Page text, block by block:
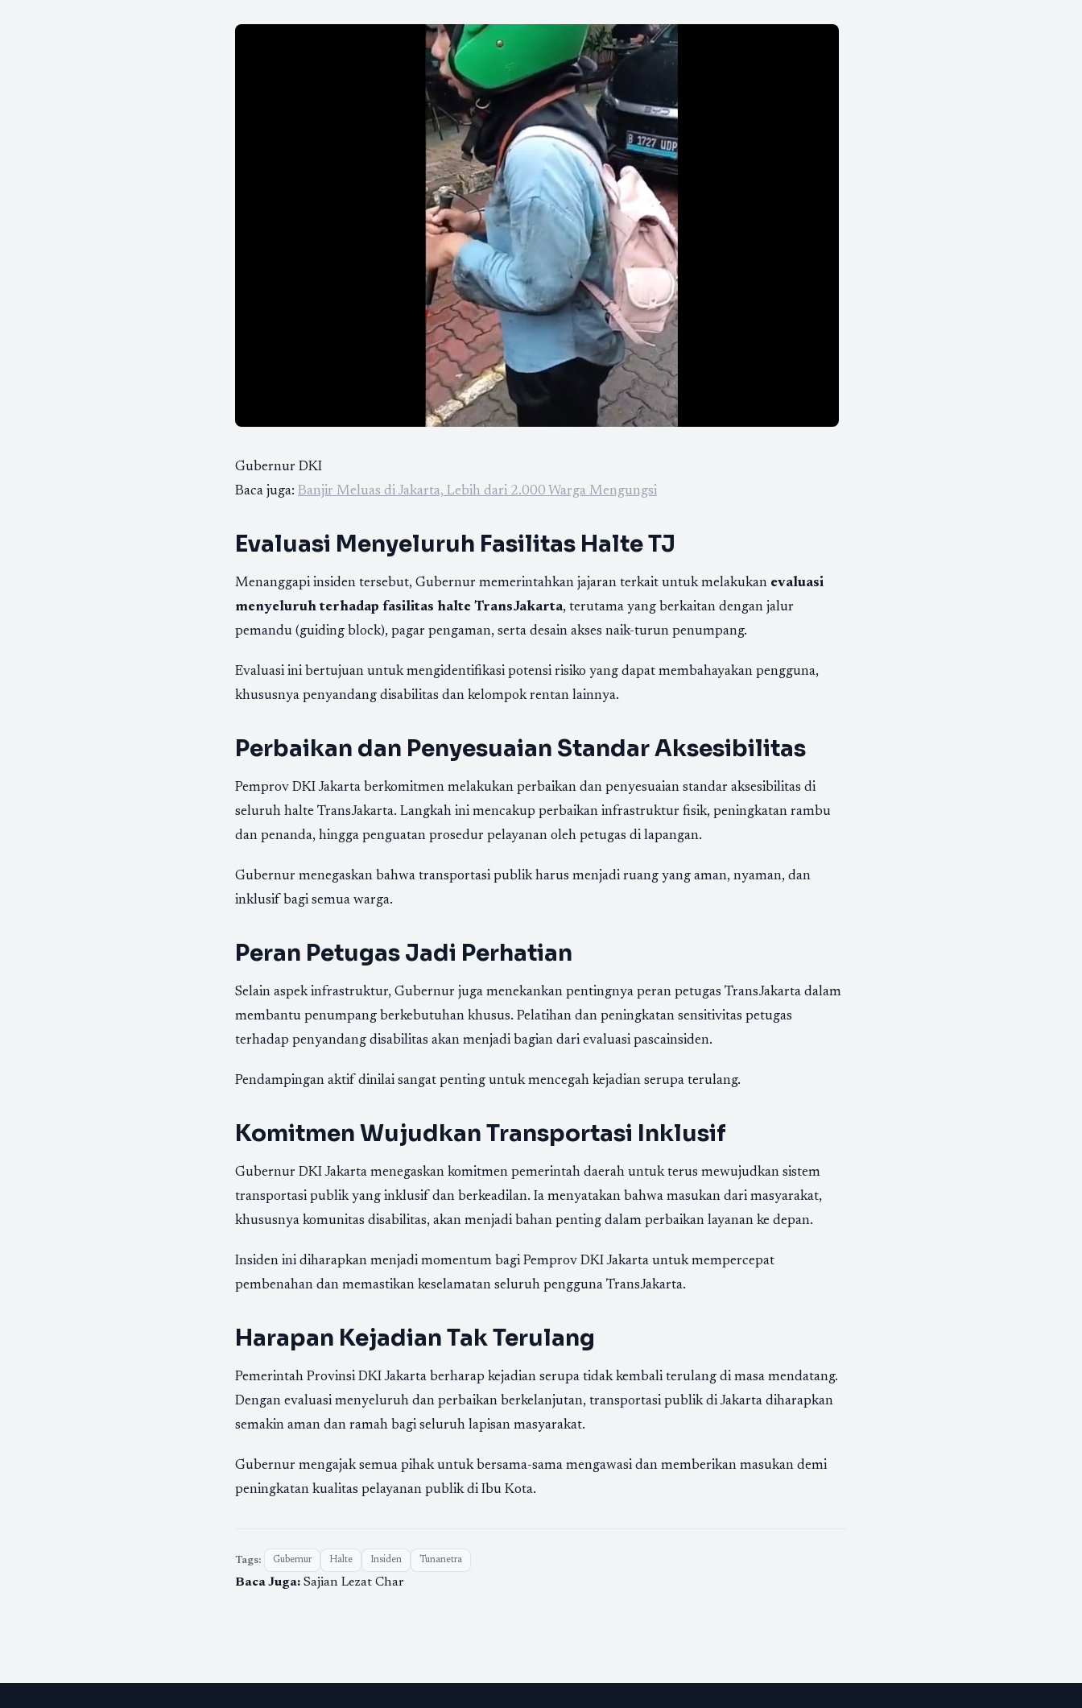
Gubernur DKI
Baca juga: Banjir Meluas di Jakarta, Lebih dari 2.000 Warga Mengungsi
Evaluasi Menyeluruh Fasilitas Halte TJ
Menanggapi insiden tersebut, Gubernur memerintahkan jajaran terkait untuk melakukan evaluasi
menyeluruh terhadap fasilitas halte TransJakarta, terutama yang berkaitan dengan jalur
pemandu (guiding block), pagar pengaman, serta desain akses naik-turun penumpang.
Evaluasi ini bertujuan untuk mengidentifikasi potensi risiko yang dapat membahayakan pengguna,
khususnya penyandang disabilitas dan kelompok rentan lainnya.
Perbaikan dan Penyesuaian Standar Aksesibilitas
Pemprov DKI Jakarta berkomitmen melakukan perbaikan dan penyesuaian standar aksesibilitas di
seluruh halte TransJakarta. Langkah ini mencakup perbaikan infrastruktur fisik, peningkatan rambu
dan penanda, hingga penguatan prosedur pelayanan oleh petugas di lapangan.
Gubernur menegaskan bahwa transportasi publik harus menjadi ruang yang aman, nyaman, dan
inklusif bagi semua warga.
Peran Petugas Jadi Perhatian
Selain aspek infrastruktur, Gubernur juga menekankan pentingnya peran petugas TransJakarta dalam
membantu penumpang berkebutuhan khusus. Pelatihan dan peningkatan sensitivitas petugas
terhadap penyandang disabilitas akan menjadi bagian dari evaluasi pascainsiden.
Pendampingan aktif dinilai sangat penting untuk mencegah kejadian serupa terulang.
Komitmen Wujudkan Transportasi Inklusif
Gubernur DKI Jakarta menegaskan komitmen pemerintah daerah untuk terus mewujudkan sistem
transportasi publik yang inklusif dan berkeadilan. Ia menyatakan bahwa masukan dari masyarakat,
khususnya komunitas disabilitas, akan menjadi bahan penting dalam perbaikan layanan ke depan.
Insiden ini diharapkan menjadi momentum bagi Pemprov DKI Jakarta untuk mempercepat
pembenahan dan memastikan keselamatan seluruh pengguna TransJakarta.
Harapan Kejadian Tak Terulang
Pemerintah Provinsi DKI Jakarta berharap kejadian serupa tidak kembali terulang di masa mendatang.
Dengan evaluasi menyeluruh dan perbaikan berkelanjutan, transportasi publik di Jakarta diharapkan
semakin aman dan ramah bagi seluruh lapisan masyarakat.
Gubernur mengajak semua pihak untuk bersama-sama mengawasi dan memberikan masukan demi
peningkatan kualitas pelayanan publik di Ibu Kota.
Tags: Gubernur Halte Insiden Tunanetra
Baca Juga: Sajian Lezat Char